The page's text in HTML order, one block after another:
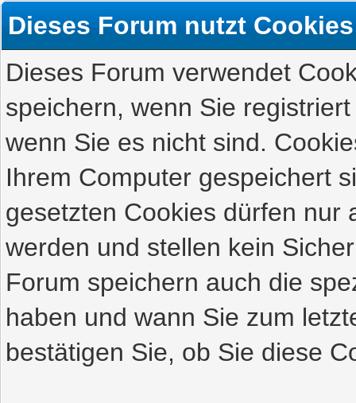
Dieses Forum nutzt Cookies
Dieses Forum verwendet
speichern, wenn Sie
wenn Sie es nicht sind.
Ihrem Computer gespeichert
gesetzten Cookies dürfen nur
werden und stellen kein
Forum speichern auch die
haben und wann Sie zum
bestätigen Sie, ob Sie diese